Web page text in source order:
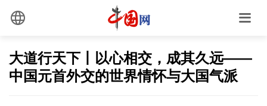
大道行天下丨以心相交，成其久远——
中国元首外交的世界情怀与大国气派